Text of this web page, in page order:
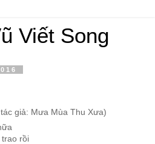
Viết Song
giả: Mưa Mùa Thu Xưa)
trao rồi